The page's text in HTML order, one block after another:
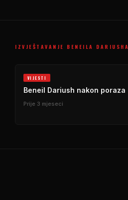
IZVJEŠTAVANJE BENEILA DARIUSHA
VIJESTI
Beneil Dariush nakon poraza
Prije 3 mjeseci